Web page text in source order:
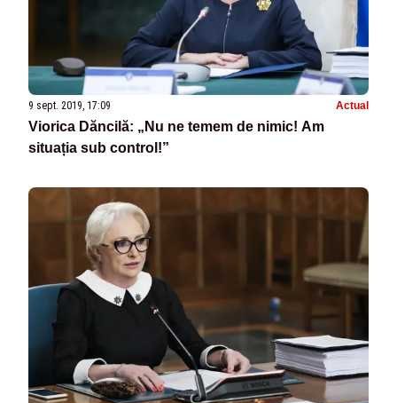
9 sept. 2019, 17:09 Actual
Viorica Dăncilă: „Nu ne temem de nimic! Am
situația sub control!”